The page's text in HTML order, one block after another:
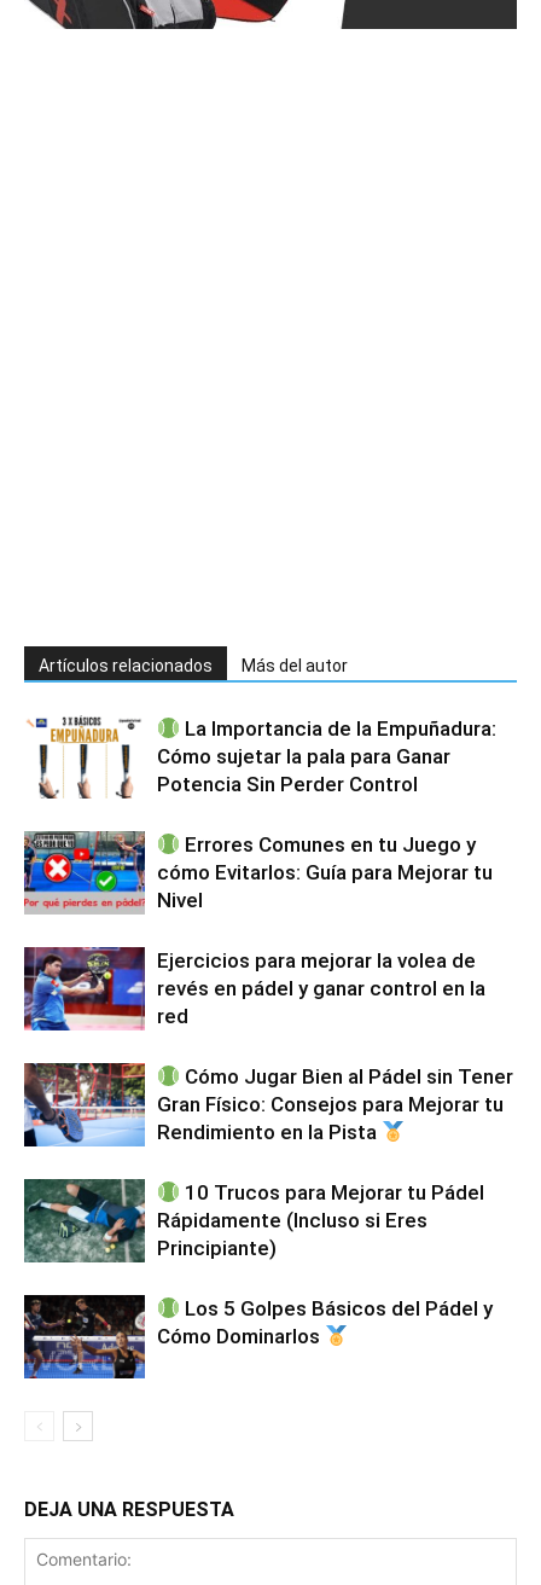
Artículos relacionados Más del autor
La Importancia de la Empuñadura:
Cómo sujetar la pala para Ganar
Potencia Sin Perder Control
Errores Comunes en tu Juego y
cómo Evitarlos: Guía para Mejorar tu
Nivel
Ejercicios para mejorar la volea de
revés en pádel y ganar control en la
red
Cómo Jugar Bien al Pádel sin Tener
Gran Físico: Consejos para Mejorar tu
Rendimiento en la Pista
10 Trucos para Mejorar tu Pádel
Rápidamente (Incluso si Eres
Principiante)
Los 5 Golpes Básicos del Pádel y
Cómo Dominarlos
DEJA UNA RESPUESTA